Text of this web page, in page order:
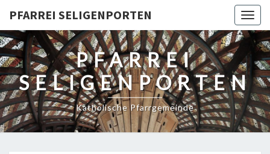
PFARREI SELIGENPORTEN
PFARREI
SELIGENPORTEN
Katholische Pfarrgemeinde